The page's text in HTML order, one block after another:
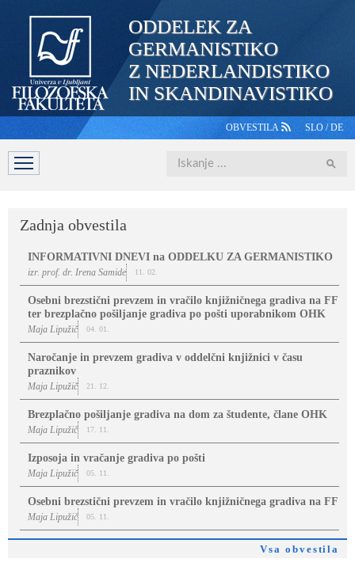
ODDELEK ZA
GERMANISTIKO
Z NEDERLANDISTIKO
IN SKANDINAVISTIKO
OBVESTILA SLO /DE
DOMOV ŠTUDIJ
Iskanje
Zadnja obvestila
INFORMATIVNI DNEVI na ODDELKU ZA GERMANISTIKO
izr. prof. dr. Irena Samide 11. 02.
Osebni brezstični prevzem in vračilo knjižničnega gradiva na FF
ter brezplačno pošiljanje gradiva po pošti uporabnikom OHK
Maja Lipužič 04. 01.
Naročanje in prevzem gradiva v oddelčni knjižnici v času
praznikov
Maja Lipužič 21. 12.
Brezplačno pošiljanje gradiva na dom za študente, člane OHK
Maja Lipužič 17. 11.
Izposoja in vračanje gradiva po pošti
Maja Lipužič 05. 11.
Osebni brezstični prevzem in vračilo knjižničnega gradiva na FF
Maja Lipužič 05. 11.
Vsa obvestila